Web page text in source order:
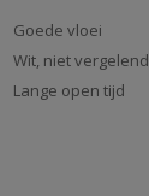
Goede vloei
Wit, niet vergelend
Lange open tijd